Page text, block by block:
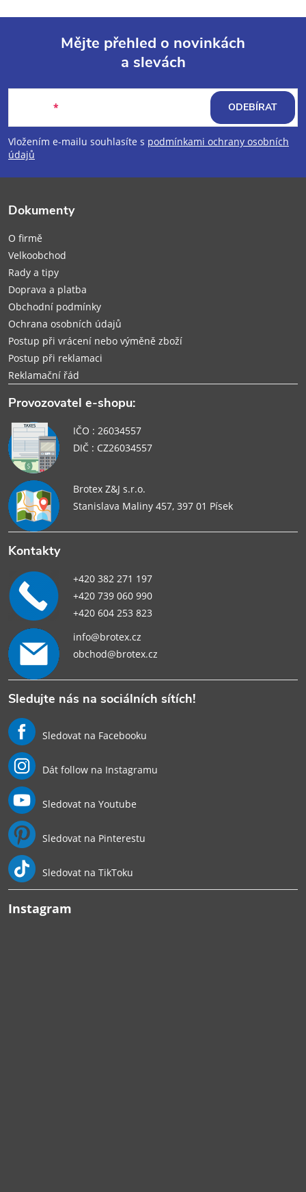
p
a
Mějte přehled o novinkách
a slevách
Vložením e-mailu souhlasíte s podmínkami ochrany osobních
údajů
ODEBÍRAT
Dokumenty
O firmě
Velkoobchod
Rady a tipy
Doprava a platba
Obchodní podmínky
Ochrana osobních údajů
Postup při vrácení nebo výměně zboží
Postup při reklamaci
Reklamační řád
Provozovatel e-shopu:
IČO : 26034557
DIČ : CZ26034557
Brotex Z&J s.r.o.
Stanislava Maliny 457, 397 01 Písek
Kontakty
+420 382 271 197
+420 739 060 990
+420 604 253 823
info@brotex.cz
obchod@brotex.cz
Sledujte nás na sociálních sítích!
Sledovat na Facebooku
Dát follow na Instagramu
Sledovat na Youtube
Sledovat na Pinterestu
Sledovat na TikToku
Instagram